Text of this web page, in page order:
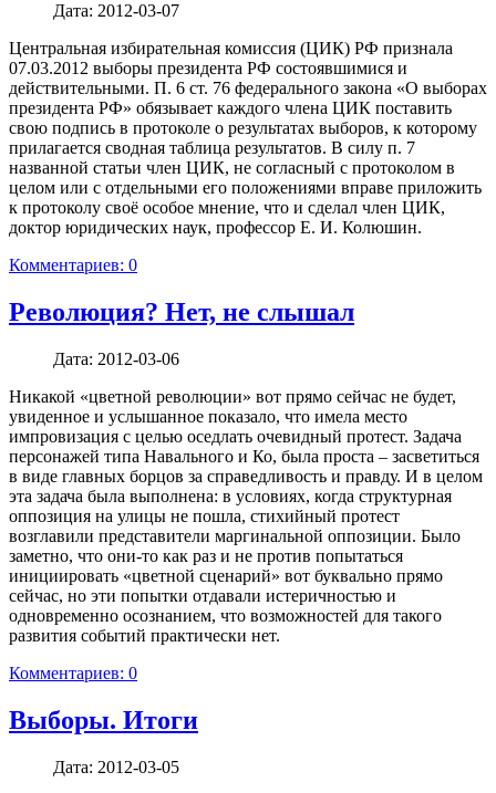
Дата: 2012-03-07
Центральная избирательная комиссия (ЦИК) РФ признала
07.03.2012 выборы президента РФ состоявшимися и
действительными. П. 6 ст. 76 федерального закона «О выборах
президента РФ» обязывает каждого члена ЦИК поставить
свою подпись в протоколе о результатах выборов, к которому
прилагается сводная таблица результатов. В силу п. 7
названной статьи член ЦИК, не согласный с протоколом в
целом или с отдельными его положениями вправе приложить
к протоколу своё особое мнение, что и сделал член ЦИК,
доктор юридических наук, профессор Е. И. Колюшин.
Комментариев: 0
Революция? Нет, не слышал
Дата: 2012-03-06
Никакой «цветной революции» вот прямо сейчас не будет,
увиденное и услышанное показало, что имела место
импровизация с целью оседлать очевидный протест. Задача
персонажей типа Навального и Ко, была проста – засветиться
в виде главных борцов за справедливость и правду. И в целом
эта задача была выполнена: в условиях, когда структурная
оппозиция на улицы не пошла, стихийный протест
возглавили представители маргинальной оппозиции. Было
заметно, что они-то как раз и не против попытаться
инициировать «цветной сценарий» вот буквально прямо
сейчас, но эти попытки отдавали истеричностью и
одновременно осознанием, что возможностей для такого
развития событий практически нет.
Комментариев: 0
Выборы. Итоги
Дата: 2012-03-05